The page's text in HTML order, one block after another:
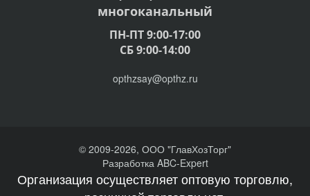
многоканальный
ПН-ПТ 9:00-17:00
СБ 9:00-14:00
opthzsay@opthz.ru
© 2009-2026, ООО "ГлавХозТорг"
Разработка ABC-Expert
Организация осуществляет оптовую торговлю,